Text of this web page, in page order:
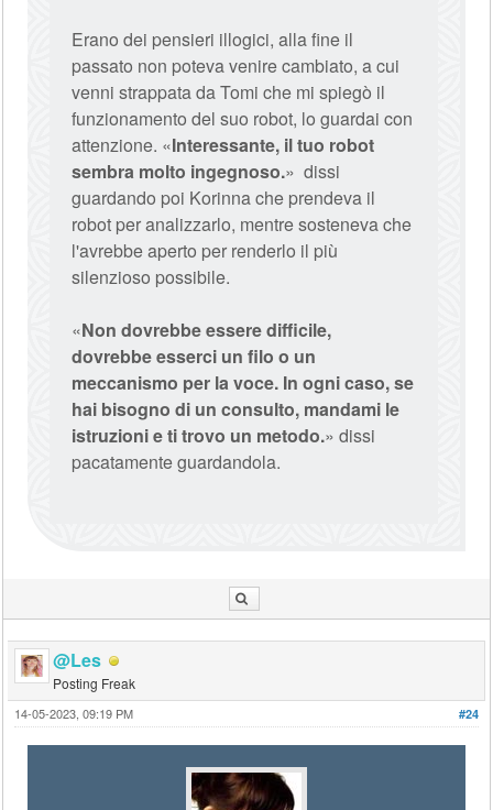
Erano dei pensieri illogici, alla fine il
passato non poteva venire cambiato, a cui
venni strappata da Tomi che mi spiegò il
funzionamento del suo robot, lo guardai con
attenzione. «Interessante, il tuo robot
sembra molto ingegnoso.» dissi
guardando poi Korinna che prendeva il
robot per analizzarlo, mentre sosteneva che
l'avrebbe aperto per renderlo il più
silenzioso possibile.
«Non dovrebbe essere difficile,
dovrebbe esserci un filo o un
meccanismo per la voce. In ogni caso, se
hai bisogno di un consulto, mandami le
istruzioni e ti trovo un metodo.» dissi
pacatamente guardandola.
@Les
Posting Freak
#24
14-05-2023, 09:19 PM